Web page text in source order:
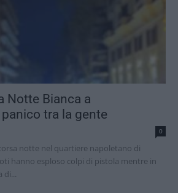
Notte Bianca a
tra la gente
0
notte nel quartiere napoletano di
hanno esploso colpi di pistola mentre in
di...